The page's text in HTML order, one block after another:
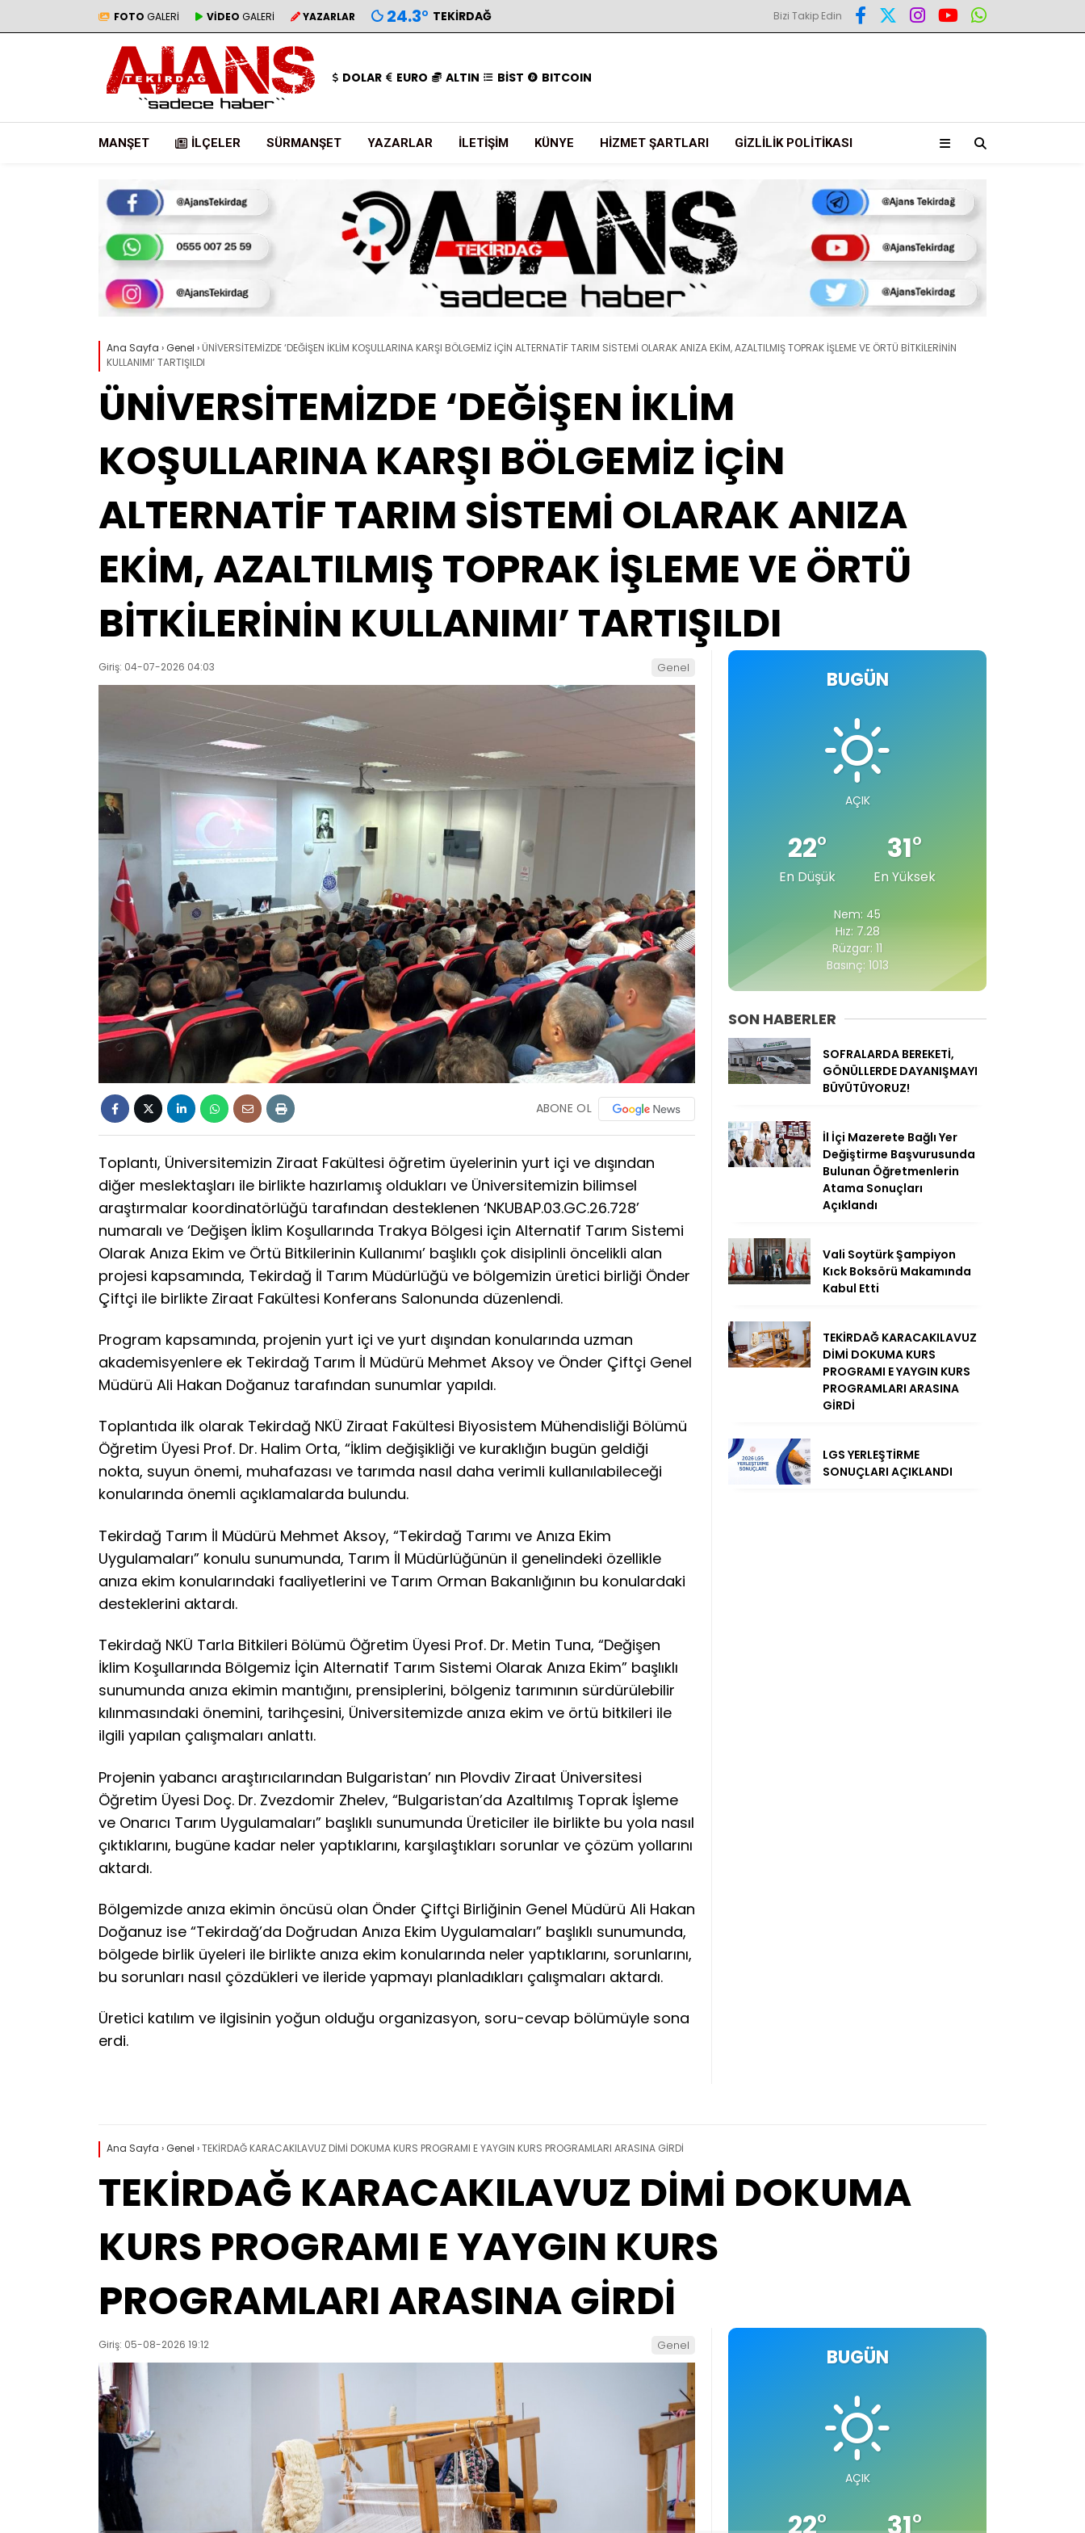
FOTO GALERİ VİDEO GALERİ YAZARLAR 24.3° TEKIRDAĞ Bizi Takip Edin
DOLAR EURO ALTIN BİST BITCOIN
MANŞET İLÇELER SÜRMANŞET YAZARLAR İLETIŞIM KÜNYE HIZMET ŞARTLARI GIZLILIK POLITIKASI
Ana Sayfa ›Genel › ÜNİVERSİTEMİZDE ‘DEĞİŞEN İKLİM KOŞULLARINA KARŞI BÖLGEMİZ İÇİN ALTERNATİF TARIM SİSTEMİ OLARAK ANIZA EKİM, AZALTILMIŞ TOPRAK İŞLEME VE ÖRTÜ BİTKİLERİNİN
KULLANIMI’ TARTIŞILDI
ÜNİVERSİTEMİZDE ‘DEĞİŞEN İKLİM
KOŞULLARINA KARŞI BÖLGEMİZ İÇİN
ALTERNATİF TARIM SİSTEMİ OLARAK ANIZA
EKİM, AZALTILMIŞ TOPRAK İŞLEME VE ÖRTÜ
BİTKİLERİNİN KULLANIMI’ TARTIŞILDI
Giriş: 04-07-2026 04:03 Genel
ABONE OL
Toplantı, Üniversitemizin Ziraat Fakültesi öğretim üyelerinin yurt içi ve dışından
diğer meslektaşları ile birlikte hazırlamış oldukları ve Üniversitemizin bilimsel
araştırmalar koordinatörlüğü tarafından desteklenen ‘NKUBAP.03.GC.26.728’
numaralı ve ‘Değişen İklim Koşullarında Trakya Bölgesi için Alternatif Tarım Sistemi
Olarak Anıza Ekim ve Örtü Bitkilerinin Kullanımı’ başlıklı çok disiplinli öncelikli alan
projesi kapsamında, Tekirdağ İl Tarım Müdürlüğü ve bölgemizin üretici birliği Önder
Çiftçi ile birlikte Ziraat Fakültesi Konferans Salonunda düzenlendi.
Program kapsamında, projenin yurt içi ve yurt dışından konularında uzman
akademisyenlere ek Tekirdağ Tarım İl Müdürü Mehmet Aksoy ve Önder Çiftçi Genel
Müdürü Ali Hakan Doğanuz tarafından sunumlar yapıldı.
Toplantıda ilk olarak Tekirdağ NKÜ Ziraat Fakültesi Biyosistem Mühendisliği Bölümü
Öğretim Üyesi Prof. Dr. Halim Orta, “İklim değişikliği ve kuraklığın bugün geldiği
nokta, suyun önemi, muhafazası ve tarımda nasıl daha verimli kullanılabileceği
konularında önemli açıklamalarda bulundu.
Tekirdağ Tarım İl Müdürü Mehmet Aksoy, “Tekirdağ Tarımı ve Anıza Ekim
Uygulamaları” konulu sunumunda, Tarım İl Müdürlüğünün il genelindeki özellikle
anıza ekim konularındaki faaliyetlerini ve Tarım Orman Bakanlığının bu konulardaki
desteklerini aktardı.
Tekirdağ NKÜ Tarla Bitkileri Bölümü Öğretim Üyesi Prof. Dr. Metin Tuna, “Değişen
İklim Koşullarında Bölgemiz İçin Alternatif Tarım Sistemi Olarak Anıza Ekim” başlıklı
sunumunda anıza ekimin mantığını, prensiplerini, bölgeniz tarımının sürdürülebilir
kılınmasındaki önemini, tarihçesini, Üniversitemizde anıza ekim ve örtü bitkileri ile
ilgili yapılan çalışmaları anlattı.
Projenin yabancı araştırıcılarından Bulgaristan’ nın Plovdiv Ziraat Üniversitesi
Öğretim Üyesi Doç. Dr. Zvezdomir Zhelev, “Bulgaristan’da Azaltılmış Toprak İşleme
ve Onarıcı Tarım Uygulamaları” başlıklı sunumunda Üreticiler ile birlikte bu yola nasıl
çıktıklarını, bugüne kadar neler yaptıklarını, karşılaştıkları sorunlar ve çözüm yollarını
aktardı.
Bölgemizde anıza ekimin öncüsü olan Önder Çiftçi Birliğinin Genel Müdürü Ali Hakan
Doğanuz ise “Tekirdağ’da Doğrudan Anıza Ekim Uygulamaları” başlıklı sunumunda,
bölgede birlik üyeleri ile birlikte anıza ekim konularında neler yaptıklarını, sorunlarını,
bu sorunları nasıl çözdükleri ve ileride yapmayı planladıkları çalışmaları aktardı.
Üretici katılım ve ilgisinin yoğun olduğu organizasyon, soru-cevap bölümüyle sona
erdi.
BUGÜN
AÇIK
22°
En Düşük
31°
En Yüksek
Nem: 45
Hız: 7.28
Rüzgar: 11
Basınç: 1013
SON HABERLER
SOFRALARDA BEREKETİ,
GÖNÜLLERDE DAYANIŞMAYI
BÜYÜTÜYORUZ!
İl İçi Mazerete Bağlı Yer
Değiştirme Başvurusunda
Bulunan Öğretmenlerin
Atama Sonuçları
Açıklandı
Vali Soytürk Şampiyon
Kıck Boksörü Makamında
Kabul Etti
TEKİRDAĞ KARACAKILAVUZ
DİMİ DOKUMA KURS
PROGRAMI E YAYGIN KURS
PROGRAMLARI ARASINA
GİRDİ
LGS YERLEŞTİRME
SONUÇLARI AÇIKLANDI
Ana Sayfa ›Genel ›TEKİRDAĞ KARACAKILAVUZ DİMİ DOKUMA KURS PROGRAMI E YAYGIN KURS PROGRAMLARI ARASINA GİRDİ
TEKİRDAĞ KARACAKILAVUZ DİMİ DOKUMA
KURS PROGRAMI E YAYGIN KURS
PROGRAMLARI ARASINA GİRDİ
Giriş: 05-08-2026 19:12 Genel BUGÜN
AÇIK
22° 31°